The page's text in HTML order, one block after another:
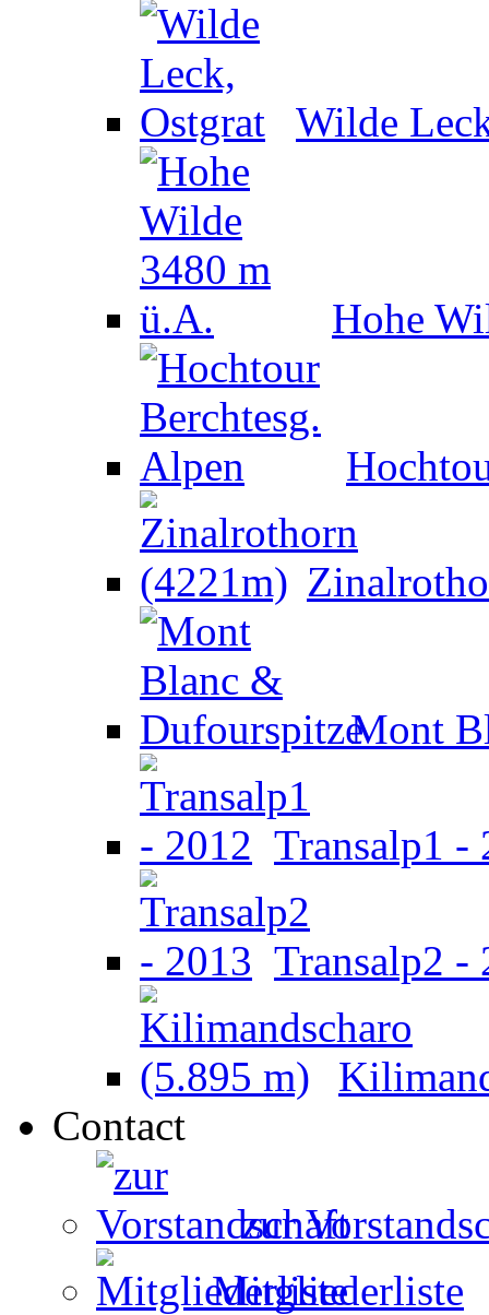
Wilde
Hohe
Mont
Transalp1 -
Transalp2 -
Contact
zur
Mitgliederliste